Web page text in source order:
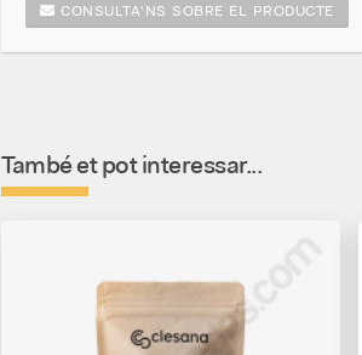
CONSULTA'NS SOBRE EL PRODUCTE
També et pot interessar...